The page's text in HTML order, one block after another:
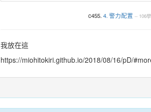
c455.4. 警力配置 -- 106
我放在這
https://miohitokiri.github.io/2018/08/16/pD/